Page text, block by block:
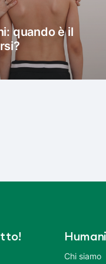
quando è il
Chi siamo